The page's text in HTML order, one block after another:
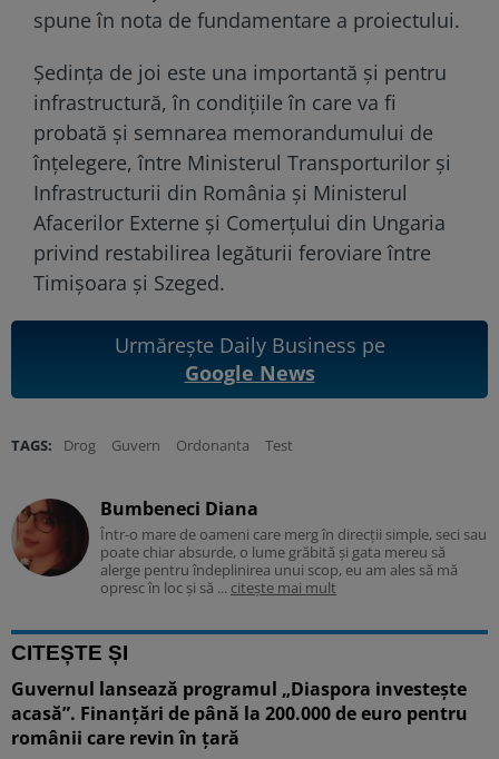
spune în nota de fundamentare a proiectului.
Ședința de joi este una importantă și pentru
infrastructură, în condițiile în care va fi
probată şi semnarea memorandumului de
înţelegere, între Ministerul Transporturilor şi
Infrastructurii din România şi Ministerul
Afacerilor Externe şi Comerţului din Ungaria
privind restabilirea legăturii feroviare între
Timişoara şi Szeged.
Urmărește Daily Business pe
Google News
TAGS: Drog Guvern Ordonanta Test
Bumbeneci Diana
Într-o mare de oameni care merg în direcții simple, seci sau
poate chiar absurde, o lume grăbită și gata mereu să
alerge pentru îndeplinirea unui scop, eu am ales să mă
opresc în loc și să ... citește mai mult
CITEȘTE ȘI
Guvernul lansează programul „Diaspora investește
acasă”. Finanțări de până la 200.000 de euro pentru
românii care revin în țară